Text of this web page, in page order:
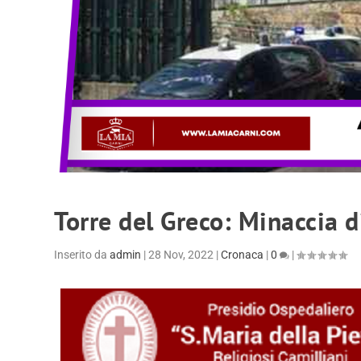
Torre del Greco: Minaccia
Inserito daadmin |28 Nov, 2022 |Cronaca |0 |